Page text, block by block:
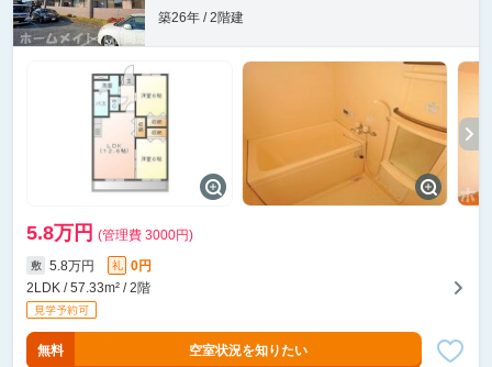
築26年 / 2階建
5.8万円 (管理費 3000円)
敷 5.8万円 礼
0円
2LDK / 57.33m² / 2階
無料 空室状況を知りたい